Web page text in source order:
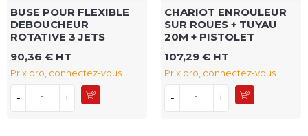
BUSE POUR FLEXIBLE
DEBOUCHEUR
ROTATIVE 3 JETS
90,36 € HT
Prix pro, connectez-vous
- +
CHARIOT ENROULEUR
SUR ROUES + TUYAU
20M + PISTOLET
107,29 € HT
Prix pro, connectez-vous
- +